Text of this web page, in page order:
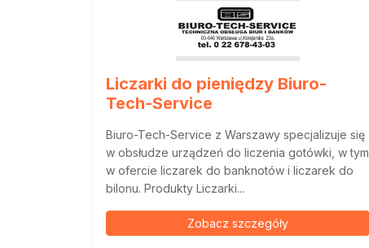
Liczarki do pieniędzy Biuro-
Tech-Service
Biuro-Tech-Service z Warszawy specjalizuje się
w obsłudze urządzeń do liczenia gotówki, w tym
w ofercie liczarek do banknotów i liczarek do
bilonu. Produkty Liczarki...
Zobacz szczegóły